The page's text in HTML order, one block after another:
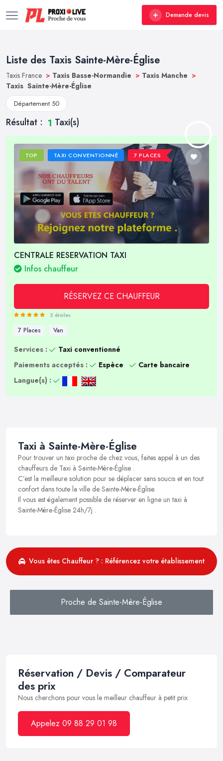
Demande devis
Liste des Taxis Sainte-Mère-Église
Taxis France > Taxis Basse-Normandie > Taxis Manche >
Taxis Sainte-Mère-Église
Département 50
Résultat : 1 Taxi(s)
TOP TAXI CONVENTIONNÉ 7 PLACES
CENTRALE RESERVATION TAXI
Infos chauffeur
RÉSERVEZ CE CHAUFFEUR
5 étoiles
7 Places Van
Services :
Taxi conventionné
Paiements acceptés :
Espèce
Carte bancaire
Langue(s) :
Taxi à Sainte-Mère-Église
Pour trouver un taxi proche de chez vous, faites appel à un des
chauffeurs de Taxi à Sainte-Mère-Église .
C’est la meilleure solution pour se déplacer sans soucis et en tout
confort dans toute la ville de Sainte-Mère-Église.
Il vous est également possible de réserver en ligne un taxi à
Sainte-Mère-Église 24h/7j .
Vous êtes Chauffeur ? : Référencez votre établissement
Proche de Sainte-Mère-Église
Réservation / Devis / Comparateur
des prix
Nous cherchons pour vous le meilleur chauffeur à petit prix
Appelez 09 88 29 01 98